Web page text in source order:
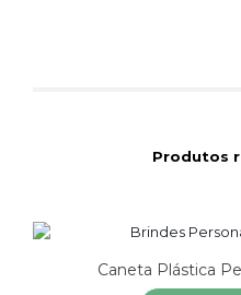
Produtos
Caneta Plástica